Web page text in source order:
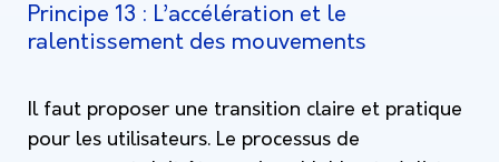
Principe 13 : L’accélération et le
ralentissement des mouvements
Il faut proposer une transition claire et pratique
pour les utilisateurs. Le processus de